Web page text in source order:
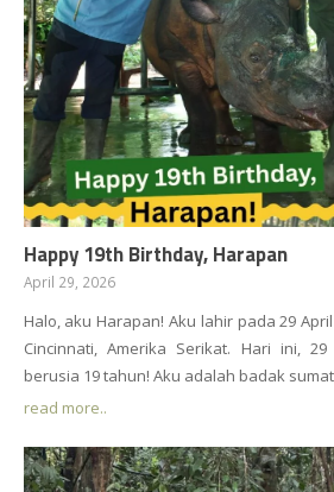
Happy 19th Birthday, Harapan
April 29, 2026
Halo, aku Harapan! Aku lahir pada 29
Cincinnati, Amerika Serikat. Hari ini,
berusia 19 tahun! Aku adalah badak
read more..